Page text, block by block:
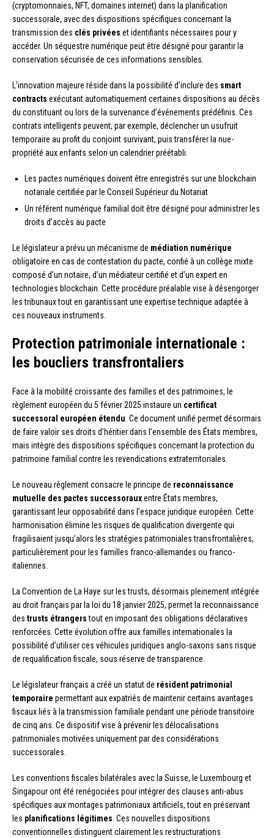
(cryptomonnaies, NFT, domaines internet) dans la planification
successorale, avec des dispositions spécifiques concernant la
transmission des clés privées et identifiants nécessaires pour y
accéder. Un séquestre numérique peut être désigné pour garantir la
conservation sécurisée de ces informations sensibles.
L’innovation majeure réside dans la possibilité d’inclure des smart
contracts exécutant automatiquement certaines dispositions au décès
du constituant ou lors de la survenance d’événements prédéfinis. Ces
contrats intelligents peuvent, par exemple, déclencher un usufruit
temporaire au profit du conjoint survivant, puis transférer la nue-
propriété aux enfants selon un calendrier préétabli.
Les pactes numériques doivent être enregistrés sur une blockchain
notariale certifiée par le Conseil Supérieur du Notariat
Un référent numérique familial doit être désigné pour administrer les
droits d’accès au pacte
Le législateur a prévu un mécanisme de médiation numérique
obligatoire en cas de contestation du pacte, confié à un collège mixte
composé d’un notaire, d’un médiateur certifié et d’un expert en
technologies blockchain. Cette procédure préalable vise à désengorger
les tribunaux tout en garantissant une expertise technique adaptée à
ces nouveaux instruments.
Protection patrimoniale internationale :
les boucliers transfrontaliers
Face à la mobilité croissante des familles et des patrimoines, le
règlement européen du 5 février 2025 instaure un certificat
successoral européen étendu. Ce document unifié permet désormais
de faire valoir ses droits d’héritier dans l’ensemble des États membres,
mais intègre des dispositions spécifiques concernant la protection du
patrimoine familial contre les revendications extraterritoriales.
Le nouveau règlement consacre le principe de reconnaissance
mutuelle des pactes successorauxentre États membres,
garantissant leur opposabilité dans l’espace juridique européen. Cette
harmonisation élimine les risques de qualification divergente qui
fragilisaient jusqu’alors les stratégies patrimoniales transfrontalières,
particulièrement pour les familles franco-allemandes ou franco-
italiennes.
La Convention de La Haye sur les trusts, désormais pleinement intégrée
au droit français par la loi du 18 janvier 2025, permet la reconnaissance
des trusts étrangerstout en imposant des obligations déclaratives
renforcées. Cette évolution offre aux familles internationales la
possibilité d’utiliser ces véhicules juridiques anglo-saxons sans risque
de requalification fiscale, sous réserve de transparence.
Le législateur français a créé un statut de résident patrimonial
temporaire permettant aux expatriés de maintenir certains avantages
fiscaux liés à la transmission familiale pendant une période transitoire
de cinq ans. Ce dispositif vise à prévenir les délocalisations
patrimoniales motivées uniquement par des considérations
successorales.
Les conventions fiscales bilatérales avec la Suisse, le Luxembourg et
Singapour ont été renégociées pour intégrer des clauses anti-abus
spécifiques aux montages patrimoniaux artificiels, tout en préservant
les planifications légitimes. Ces nouvelles dispositions
conventionnelles distinguent clairement les restructurations